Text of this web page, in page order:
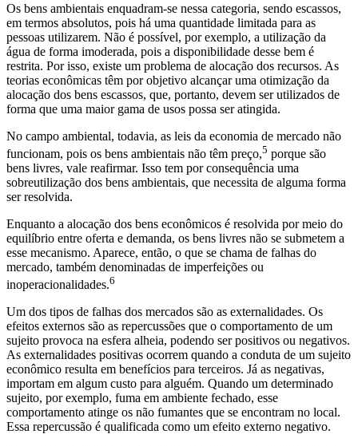
Os bens ambientais enquadram-se nessa categoria, sendo escassos,
em termos absolutos, pois há uma quantidade limitada para as
pessoas utilizarem. Não é possível, por exemplo, a utilização da
água de forma imoderada, pois a disponibilidade desse bem é
restrita. Por isso, existe um problema de alocação dos recursos. As
teorias econômicas têm por objetivo alcançar uma otimização da
alocação dos bens escassos, que, portanto, devem ser utilizados de
forma que uma maior gama de usos possa ser atingida.
No campo ambiental, todavia, as leis da economia de mercado não
funcionam, pois os bens ambientais não têm preço,5 porque são
bens livres, vale reafirmar. Isso tem por consequência uma
sobreutilização dos bens ambientais, que necessita de alguma forma
ser resolvida.
Enquanto a alocação dos bens econômicos é resolvida por meio do
equilíbrio entre oferta e demanda, os bens livres não se submetem a
esse mecanismo. Aparece, então, o que se chama de falhas do
mercado, também denominadas de imperfeições ou
inoperacionalidades.6
Um dos tipos de falhas dos mercados são as externalidades. Os
efeitos externos são as repercussões que o comportamento de um
sujeito provoca na esfera alheia, podendo ser positivos ou negativos.
As externalidades positivas ocorrem quando a conduta de um sujeito
econômico resulta em benefícios para terceiros. Já as negativas,
importam em algum custo para alguém. Quando um determinado
sujeito, por exemplo, fuma em ambiente fechado, esse
comportamento atinge os não fumantes que se encontram no local.
Essa repercussão é qualificada como um efeito externo negativo.